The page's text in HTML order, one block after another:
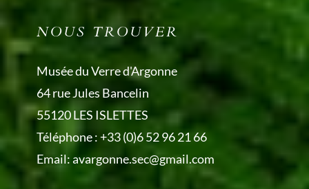
NOUS TROUVER
Musée du Verre d'Argonne
64 rue Jules Bancelin
55120 LES ISLETTES
Téléphone :+33 (0)6 52 96 21 66
Email:avargonne.sec@gmail.com